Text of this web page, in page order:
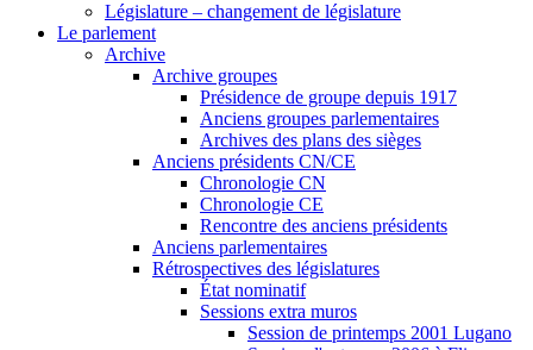
Législature – changement de législature
Le parlement
Archive
Archive groupes
Présidence de groupe depuis 1917
Anciens groupes parlementaires
Archives des plans des sièges
Anciens présidents CN/CE
Chronologie CN
Chronologie CE
Rencontre des anciens présidents
Anciens parlementaires
Rétrospectives des législatures
État nominatif
Sessions extra muros
Session de printemps 2001 Lugano